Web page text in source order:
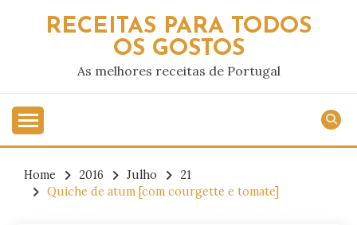
RECEITAS PARA TODOS
OS GOSTOS
As melhores receitas de Portugal
Home 2016 Julho
21
Quiche de atum [com courgette e tomate]